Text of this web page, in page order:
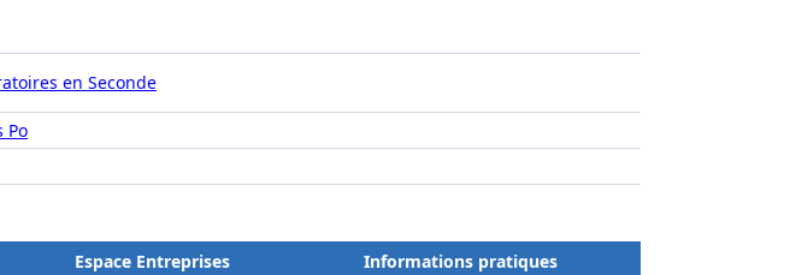
en Seconde
Po
Espace Entreprises Informations pratiques